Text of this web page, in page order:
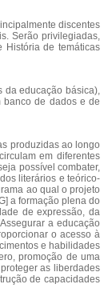
discentes
Serão privilegiadas,
História de temáticas
da educação básica),
banco de dados e de
produzidas ao longo
em diferentes
possível combater,
literários e teórico-
ao qual o projeto
a formação plena do
de expressão, da
a educação
o acesso à
e habilidades
promoção de uma
as liberdades
de capacidades